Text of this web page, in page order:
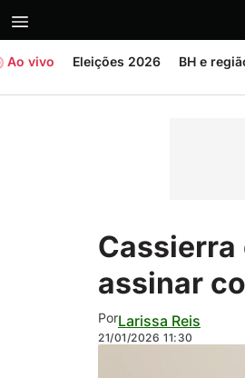
Ao vivo Eleições 2026 BH e
Cassierra
assinar
PorLarissa Reis
21/01/2026 11:30